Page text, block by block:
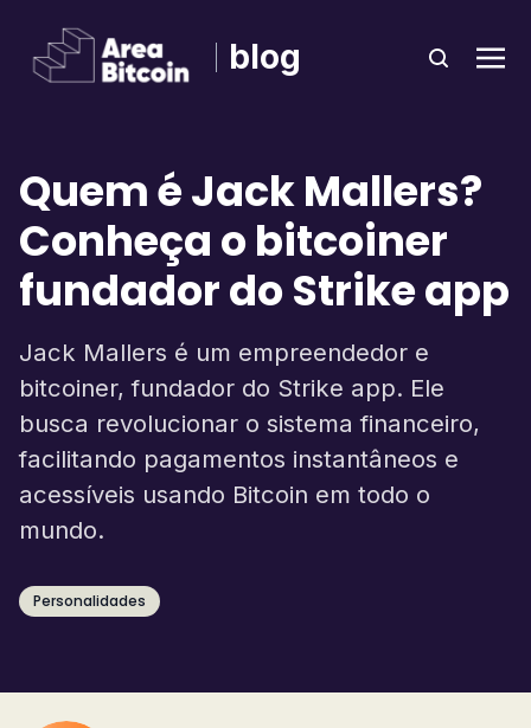
blog
Quem é Jack Mallers?
Conheça o bitcoiner
fundador do Strike app
Jack Mallers é um empreendedor e
bitcoiner, fundador do Strike app. Ele
busca revolucionar o sistema financeiro,
facilitando pagamentos instantâneos e
acessíveis usando Bitcoin em todo o
mundo.
Personalidades